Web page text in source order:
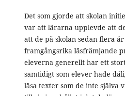
Det som gjorde att skolan
var att lärarna upplevde att
att de på skolan sedan flera
framgångsrika läsfrämjande
eleverna generellt har ett
samtidigt som elever hade
läsa texter som de inte själva